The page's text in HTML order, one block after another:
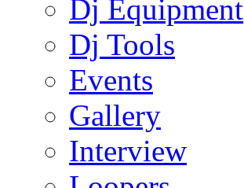
Dj Equipment
Dj Tools
Events
Gallery
Interview